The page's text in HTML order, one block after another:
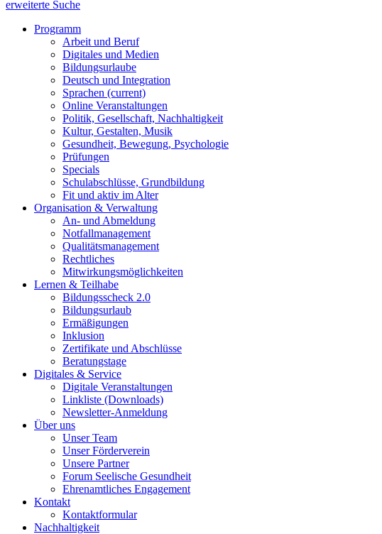
erweiterte Suche
Programm
Arbeit und Beruf
Digitales und Medien
Bildungsurlaube
Deutsch und Integration
Sprachen (current)
Online Veranstaltungen
Politik, Gesellschaft, Nachhaltigkeit
Kultur, Gestalten, Musik
Gesundheit, Bewegung, Psychologie
Prüfungen
Specials
Schulabschlüsse, Grundbildung
Fit und aktiv im Alter
Organisation & Verwaltung
An- und Abmeldung
Notfallmanagement
Qualitätsmanagement
Rechtliches
Mitwirkungsmöglichkeiten
Lernen & Teilhabe
Bildungsscheck 2.0
Bildungsurlaub
Ermäßigungen
Inklusion
Zertifikate und Abschlüsse
Beratungstage
Digitales & Service
Digitale Veranstaltungen
Linkliste (Downloads)
Newsletter-Anmeldung
Über uns
Unser Team
Unser Förderverein
Unsere Partner
Forum Seelische Gesundheit
Ehrenamtliches Engagement
Kontakt
Kontaktformular
Nachhaltigkeit